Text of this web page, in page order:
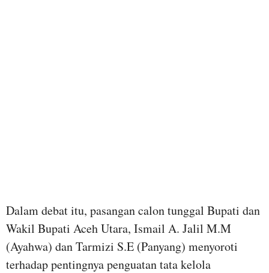
Dalam debat itu, pasangan calon tunggal Bupati dan
Wakil Bupati Aceh Utara, Ismail A. Jalil M.M
(Ayahwa) dan Tarmizi S.E (Panyang) menyoroti
terhadap pentingnya penguatan tata kelola